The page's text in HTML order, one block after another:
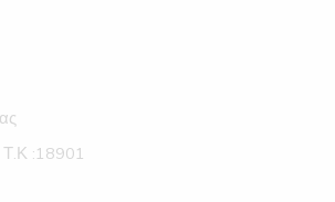
:18901